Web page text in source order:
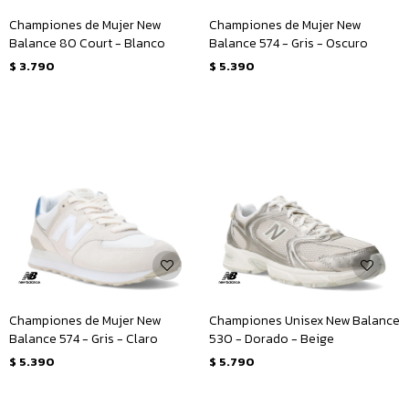
Championes de Mujer New
Balance 80 Court - Blanco
$ 3.790
Championes de Mujer New
Balance 574 - Gris - Oscuro
$ 5.390
Championes de Mujer New
Balance 574 - Gris - Claro
$ 5.390
Championes Unisex New Balance
530 - Dorado - Beige
$ 5.790